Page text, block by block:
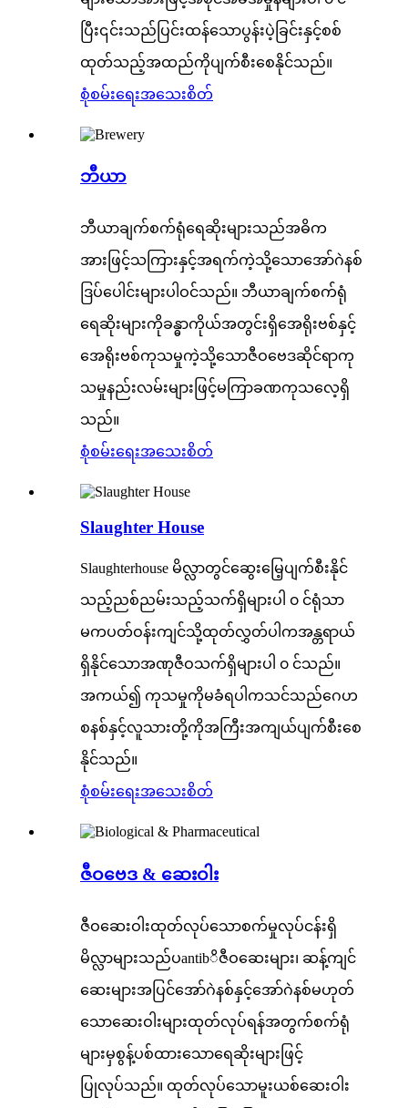
ပြီး၎င်းသည်ပြင်းထန်သောပွန်းပဲ့ခြင်းနှင့်စစ်
ထုတ်သည့်အထည်ကိုပျက်စီးစေနိုင်သည်။
စုံစမ်းရေးအသေးစိတ်
ဘီယာ
ဘီယာချက်စက်ရုံရေဆိုးများသည်အဓိက
အားဖြင့်သကြားနှင့်အရက်ကဲ့သို့သောအော်ဂဲနစ်
ဒြပ်ပေါင်းများပါဝင်သည်။ ဘီယာချက်စက်ရုံ
ရေဆိုးများကိုခန္ဓာကိုယ်အတွင်းရှိအေရိုးဗစ်နှင့်
အေရိုးဗစ်ကုသမှုကဲ့သို့သောဇီဝဗေဒဆိုင်ရာကု
သမှုနည်းလမ်းများဖြင့်မကြာခဏကုသလေ့ရှိ
သည်။
စုံစမ်းရေးအသေးစိတ်
Slaughter House
Slaughterhouse မိလ္လာတွင်ဆွေးမြေ့ပျက်စီးနိုင်
သည့်ညစ်ညမ်းသည့်သက်ရှိများပါ ၀ င်ရုံသာ
မကပတ်ဝန်းကျင်သို့ထုတ်လွှတ်ပါကအန္တရာယ်
ရှိနိုင်သောအဏုဇီဝသက်ရှိများပါ ၀ င်သည်။
အကယ်၍ ကုသမှုကိုမခံရပါကသင်သည်ဂေဟ
စနစ်နှင့်လူသားတို့ကိုအကြီးအကျယ်ပျက်စီးစေ
နိုင်သည်။
စုံစမ်းရေးအသေးစိတ်
ဇီဝဗေဒ & ဆေးဝါး
ဇီဝဆေးဝါးထုတ်လုပ်သောစက်မှုလုပ်ငန်းရှိ
မိလ္လာများသည်ပantibိဇီဝဆေးများ၊ ဆန့်ကျင်
ဆေးများအပြင်အော်ဂဲနစ်နှင့်အော်ဂဲနစ်မဟုတ်
သောဆေးဝါးများထုတ်လုပ်ရန်အတွက်စက်ရုံ
များမှစွန့်ပစ်ထားသောရေဆိုးများဖြင့်
ပြုလုပ်သည်။ ထုတ်လုပ်သောမူးယစ်ဆေးဝါး